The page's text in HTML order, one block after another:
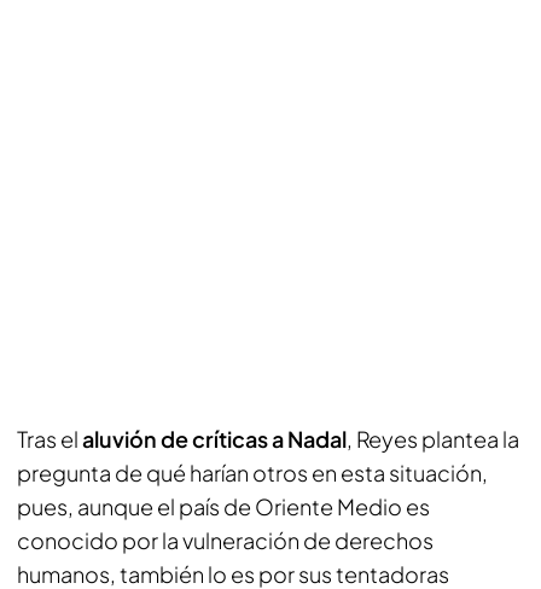
Tras elaluvión de críticas a Nadal, Reyes plantea la
pregunta de qué harían otros en esta situación,
pues, aunque el país de Oriente Medio es
conocido por la vulneración de derechos
humanos, también lo es por sus tentadoras